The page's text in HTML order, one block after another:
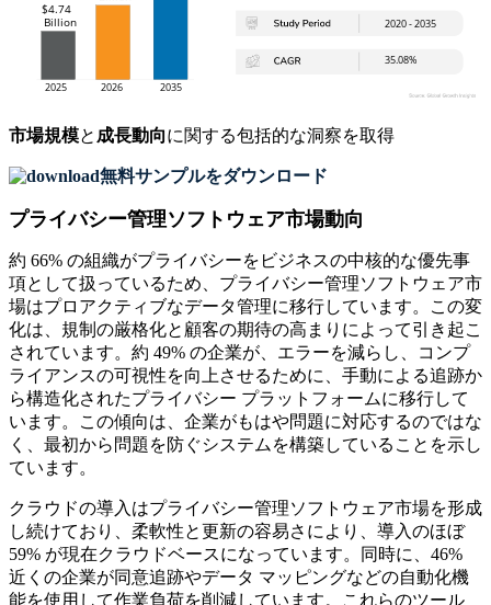
市場規模と成長動向に関する包括的な洞察を取得
無料サンプルをダウンロード
プライバシー管理ソフトウェア市場動向
約 66% の組織がプライバシーをビジネスの中核的な優先事
項として扱っているため、プライバシー管理ソフトウェア市
場はプロアクティブなデータ管理に移行しています。この変
化は、規制の厳格化と顧客の期待の高まりによって引き起こ
されています。約 49% の企業が、エラーを減らし、コンプ
ライアンスの可視性を向上させるために、手動による追跡か
ら構造化されたプライバシー プラットフォームに移行して
います。この傾向は、企業がもはや問題に対応するのではな
く、最初から問題を防ぐシステムを構築していることを示し
ています。
クラウドの導入はプライバシー管理ソフトウェア市場を形成
し続けており、柔軟性と更新の容易さにより、導入のほぼ
59% が現在クラウドベースになっています。同時に、46%
近くの企業が同意追跡やデータ マッピングなどの自動化機
能を使用して作業負荷を削減しています。これらのツール